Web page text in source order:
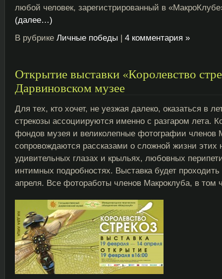
любой человек, зарегистрированный в
(далее…)
В рубрике Личные победы | 4 комментария »
Открытие выставки «Королевство
Дарвиновском музее
Для тех, кто хочет, не уезжая далеко, оказаться в
стрекозы ассоциируются именно с разгаром лета.
фондов музея и великолепные фотографии членов
сопровождаются рассказами о сложной жизни этих
удивительных глазах и крыльях, любовных
интимных подробностях. Выставка будет
апреля. Все фотоработы членов Макроклуба, в том